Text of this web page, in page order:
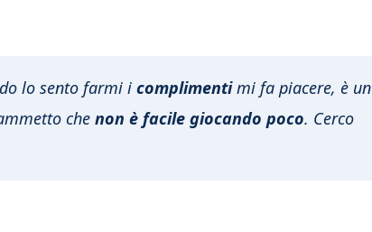
lo sento farmi i complimentimi fa piacere, è un
che non è facile giocando poco. Cerco